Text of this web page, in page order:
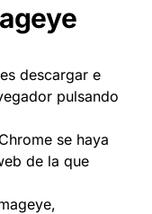
descargar e
pulsando
se haya
de la que